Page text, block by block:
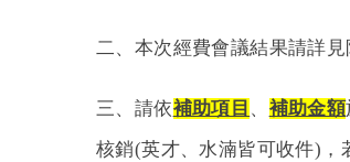
二、本次經費會議結果請詳見
三、請依補助項目 、 補助金額
核銷(英才、水湳皆可收件)，